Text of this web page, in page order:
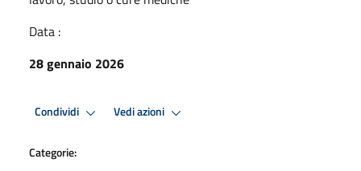
Data :
28 gennaio 2026
Condividi Vedi azioni
Categorie: